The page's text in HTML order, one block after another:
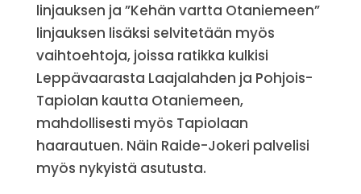
linjauksen ja ”Kehän vartta Otaniemeen”
linjauksen lisäksi selvitetään myös
vaihtoehtoja, joissa ratikka kulkisi
Leppävaarasta Laajalahden ja Pohjois-
Tapiolan kautta Otaniemeen,
mahdollisesti myös Tapiolaan
haarautuen. Näin Raide-Jokeri palvelisi
myös nykyistä asutusta.